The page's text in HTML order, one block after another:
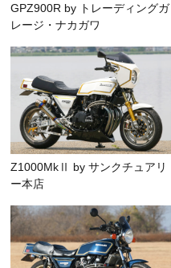
GPZ900R by トレーディングガ
レージ・ナカガワ
Z1000MkⅡ by サンクチュアリ
ー本店